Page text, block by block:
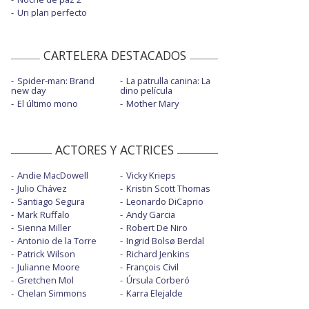
Un plan perfecto
CARTELERA DESTACADOS
Spider-man: Brand
new day
El último mono
La patrulla canina: La
dino película
Mother Mary
ACTORES Y ACTRICES
Andie MacDowell
Julio Chávez
Santiago Segura
Mark Ruffalo
Sienna Miller
Antonio de la Torre
Patrick Wilson
Julianne Moore
Gretchen Mol
Chelan Simmons
Vicky Krieps
Kristin Scott Thomas
Leonardo DiCaprio
Andy Garcia
Robert De Niro
Ingrid Bolsø Berdal
Richard Jenkins
François Civil
Úrsula Corberó
Karra Elejalde